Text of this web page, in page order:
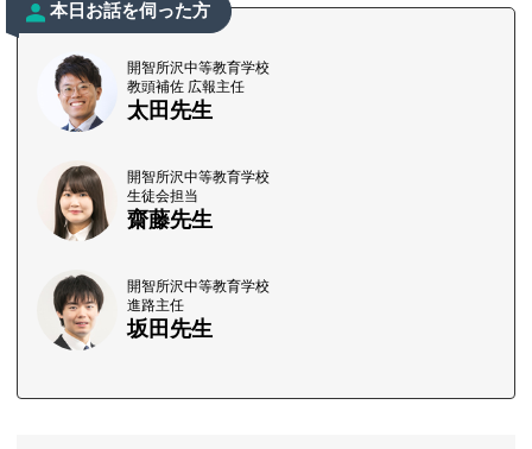
本日お話を伺った方
開智所沢中等教育学校
教頭補佐 広報主任
太田先生
開智所沢中等教育学校
生徒会担当
齋藤先生
開智所沢中等教育学校
進路主任
坂田先生